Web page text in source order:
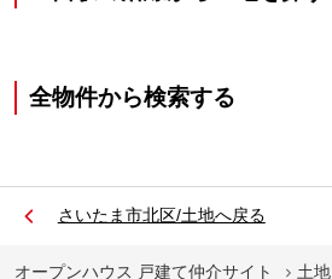
全物件から検索する
さいたま市北区/土地へ戻る
オープンハウス 戸建て仲介サイト 土地